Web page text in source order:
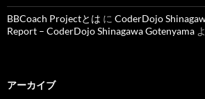
BBCoach Projectとは に CoderDojo
Report – CoderDojo Shinagawa Gotenyama
アーカイブ